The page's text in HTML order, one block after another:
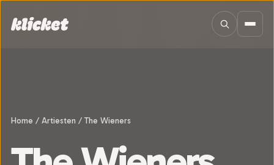
Home / Artiesten / The Wieners